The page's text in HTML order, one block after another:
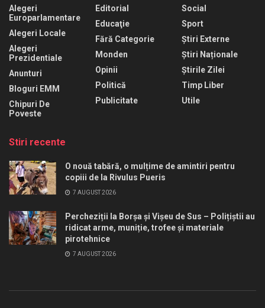
Alegeri
Europarlamentare
Alegeri Locale
Alegeri
Prezidentiale
Anunturi
Bloguri EMM
Chipuri De
Poveste
Editorial
Educaţie
Fără Categorie
Monden
Opinii
Politică
Publicitate
Social
Sport
Știri Externe
Știri Naționale
Știrile Zilei
Timp Liber
Utile
Stiri recente
O nouă tabără, o mulțime de amintiri pentru
copiii de la Rivulus Pueris
7 AUGUST 2026
Percheziții la Borșa și Vișeu de Sus – Polițiștii au
ridicat arme, muniție, trofee și materiale
pirotehnice
7 AUGUST 2026